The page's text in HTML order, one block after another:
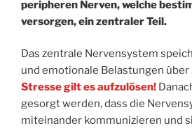
peripheren Nerven, welche
versorgen, ein zentraler Teil.
Das zentrale Nervensystem
und emotionale Belastungen über
Stresse gilt es aufzulösen!
gesorgt werden, dass die
miteinander kommunizieren und